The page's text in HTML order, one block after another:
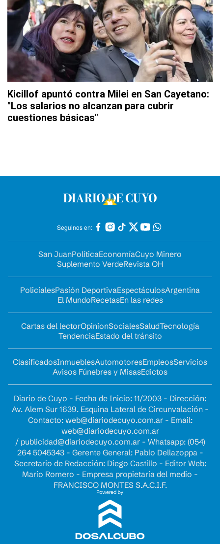
Kicillof apuntó contra Milei en San Cayetano:
"Los salarios no alcanzan para cubrir
cuestiones básicas"
Seguinos en:
San JuanPolíticaEconomíaCuyo Minero
Suplemento VerdeRevista OH
PolicialesPasión DeportivaEspectáculosArgentina
El MundoRecetasEn las redes
Cartas del lectorOpinionSocialesSaludTecnología
TendenciaEstado del tránsito
ClasificadosInmueblesAutomotoresEmpleosServicios
Avisos Fúnebres y MisasEdictos
Diario de Cuyo - Fecha de Inicio: 11/2003 - Dirección:
Av. Alem Sur 1639. Esquina Lateral de Circunvalación -
Contacto: web@diariodecuyo.com.ar- Email:
web@diariodecuyo.com.ar
/ publicidad@diariodecuyo.com.ar- Whatsapp: (054)
264 5045343 - Gerente General: Pablo Dellazoppa -
Secretario de Redacción: Diego Castillo - Editor Web:
Mario Romero - Empresa propietaria del medio -
FRANCISCO MONTES S.A.C.I.F.